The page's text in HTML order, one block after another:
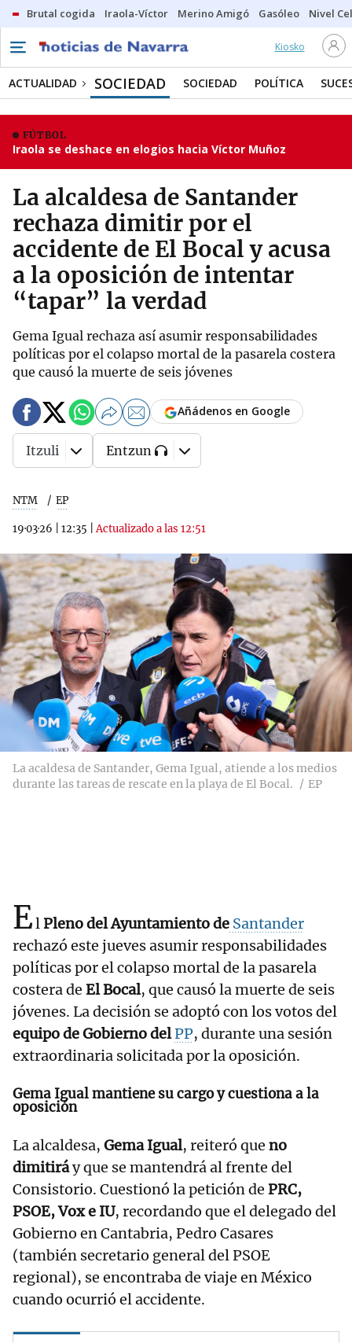
Brutal cogida Iraola-Víctor Merino Amigó Gasóleo Nivel
Kiosko
ACTUALIDAD SOCIEDAD SOCIEDAD POLÍTICA
FÚTBOL
Iraola se deshace en elogios hacia Víctor Muñoz
La alcaldesa de Santander
rechaza dimitir por el
accidente de El Bocal y acusa
a la oposición de intentar
“tapar” la verdad
Gema Igual rechaza así asumir responsabilidades
políticas por el colapso mortal de la pasarela costera
que causó la muerte de seis jóvenes
NTM EP
19·03·26 12:35 |Actualizado a las 12:51
Añádenos en Google
Itzuli Entzun
La acaldesa de Santander, Gema Igual, atiende a los medios
durante las tareas de rescate en la playa de El Bocal.
EP
ElPleno del Ayuntamiento de Santander
rechazó este jueves asumir responsabilidades
políticas por el colapso mortal de la pasarela
costera de El Bocal, que causó la muerte de seis
jóvenes. La decisión se adoptó con los votos del
equipo de Gobierno delPP, durante una sesión
extraordinaria solicitada por la oposición.
Gema Igual mantiene su cargo y cuestiona a la
oposición
La alcaldesa, Gema Igual, reiteró que no
dimitiráy que se mantendrá al frente del
Consistorio. Cuestionó la petición de PRC,
PSOE, Vox e IU, recordando que el delegado del
Gobierno en Cantabria, Pedro Casares
(también secretario general del PSOE
regional), se encontraba de viaje en México
cuando ocurrió el accidente.